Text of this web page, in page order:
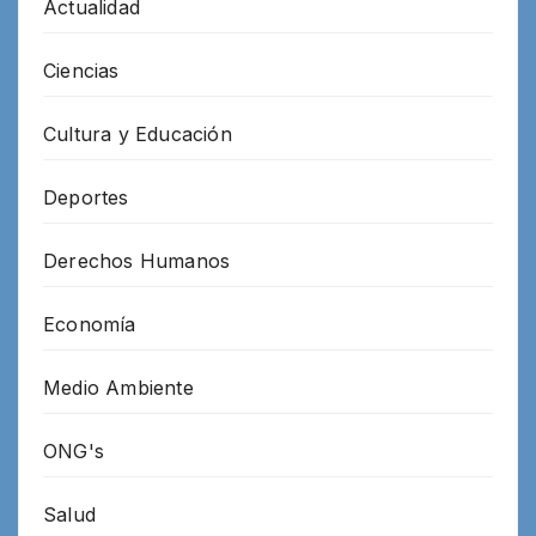
Actualidad
Ciencias
Cultura y Educación
Deportes
Derechos Humanos
Economía
Medio Ambiente
ONG's
Salud